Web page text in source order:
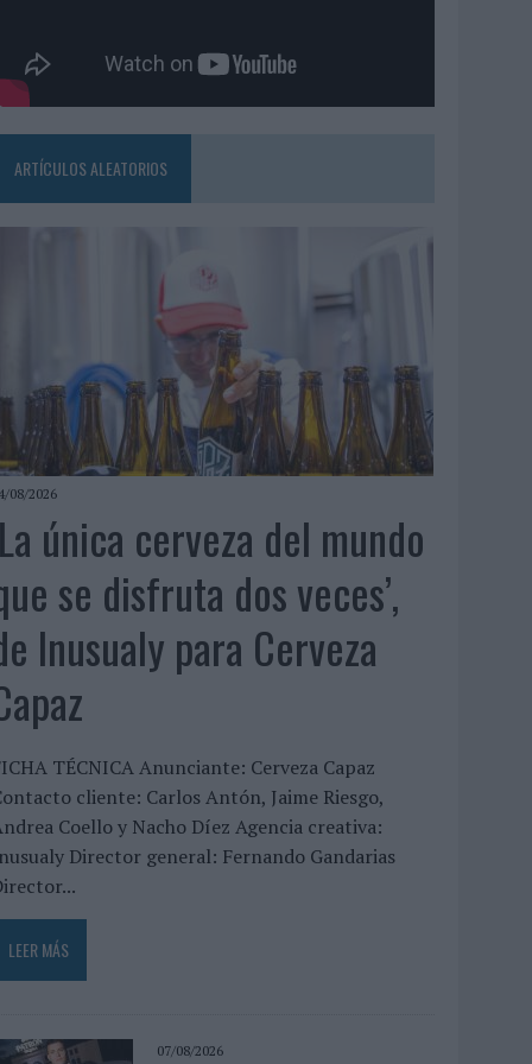
ARTÍCULOS ALEATORIOS
08/2026
única cerveza del mundo
se disfruta dos veces’,
Inusualy para Cerveza
TÉCNICA Anunciante: Cerveza Capaz
cliente: Carlos Antón, Jaime Riesgo,
Coello y Nacho Díez Agencia creativa:
Director general: Fernando Gandarias
LEER MÁS
07/08/2026